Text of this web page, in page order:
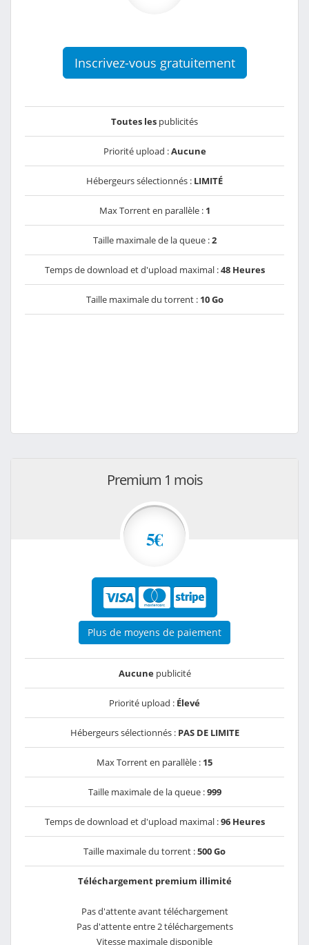
Inscrivez-vous gratuitement
Toutes les publicités
Priorité upload :Aucune
Hébergeurs sélectionnés : LIMITÉ
Max Torrent en parallèle : 1
Taille maximale de la queue :2
Temps de download et d'upload maximal :48 Heures
Taille maximale du torrent : 10 Go
Premium 1 mois
5€
Plus de moyens de paiement
Aucunepublicité
Priorité upload : Élevé
Hébergeurs sélectionnés : PAS DE LIMITE
Max Torrent en parallèle : 15
Taille maximale de la queue :999
Temps de download et d'upload maximal :96 Heures
Taille maximale du torrent :500 Go
Téléchargement premium illimité
Pas d'attente avant téléchargement
Pas d'attente entre 2 téléchargements
Vitesse maximale disponible